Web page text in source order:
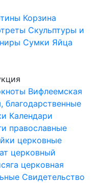
Корзина
Скульптуры и
Сумки Яйца
Вифлеемская
благодарственные
Календари
православные
церковные
церковный
церковная
Свидетельство